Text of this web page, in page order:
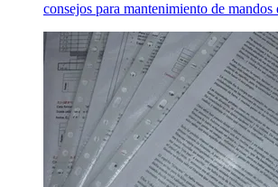
consejos para mantenimiento de mandos